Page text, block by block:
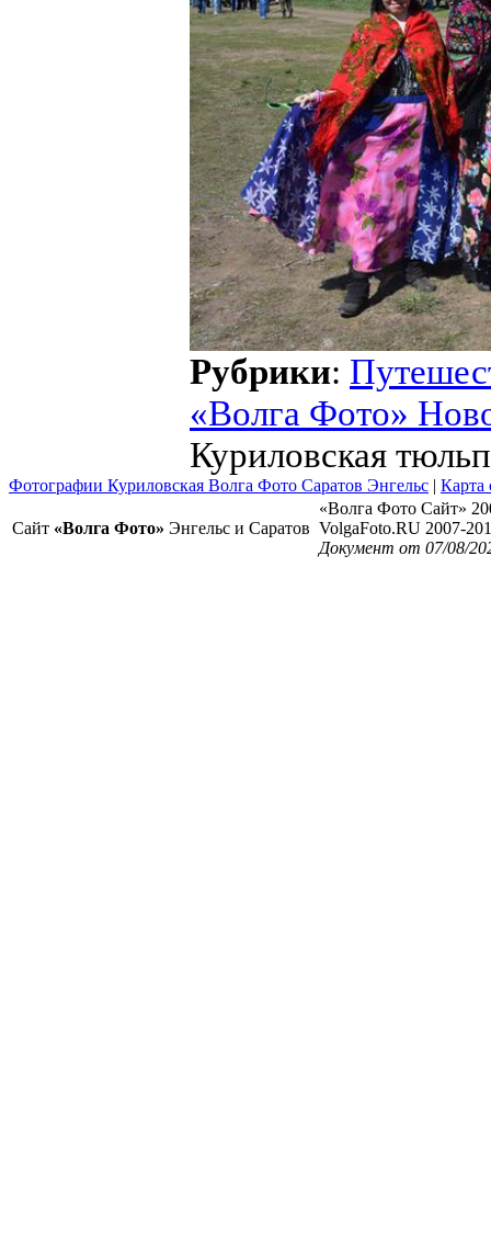
Рубрики:
«Волга Фото»
Куриловская
Фотографии Куриловская Волга Фото Саратов Энгельс | Карта
Сайт «Волга Фото» Энгельс и Саратов
«Волга Фото Сайт»
VolgaFoto.RU 2007-
Документ от 07/08/